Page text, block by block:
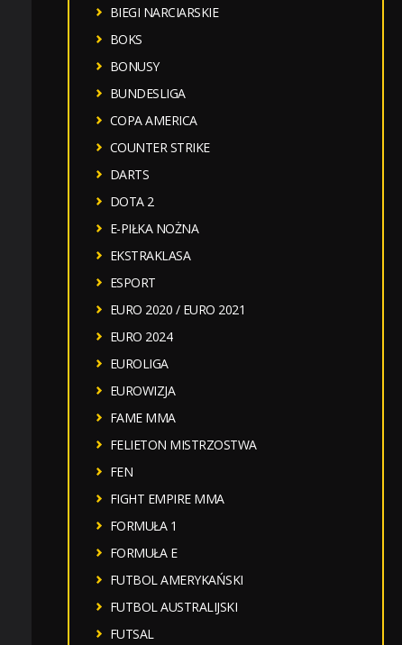
BIEGI NARCIARSKIE
BOKS
BONUSY
BUNDESLIGA
COPA AMERICA
COUNTER STRIKE
DARTS
DOTA 2
E-PIŁKA NOŻNA
EKSTRAKLASA
ESPORT
EURO 2020 / EURO 2021
EURO 2024
EUROLIGA
EUROWIZJA
FAME MMA
FELIETON MISTRZOSTWA
FEN
FIGHT EMPIRE MMA
FORMUŁA 1
FORMUŁA E
FUTBOL AMERYKAŃSKI
FUTBOL AUSTRALIJSKI
FUTSAL